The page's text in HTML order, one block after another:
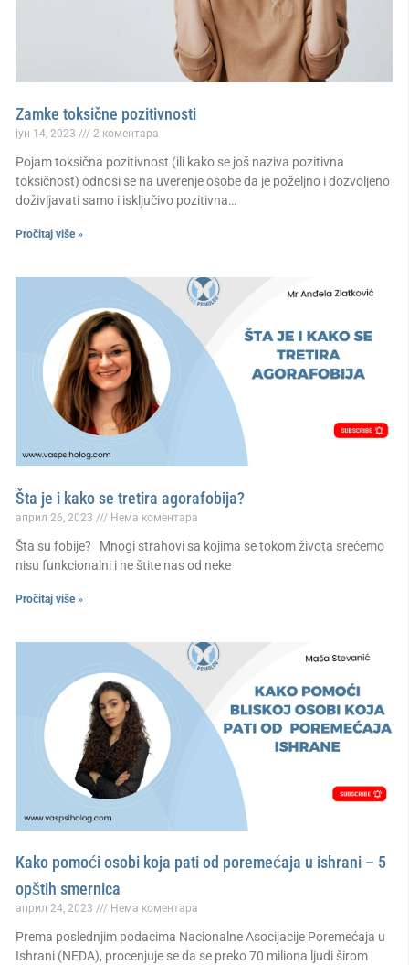
Zamke toksične pozitivnosti
јун 14, 2023 2 коментара
Pojam toksična pozitivnost (ili kako se još naziva pozitivna
toksičnost) odnosi se na uverenje osobe da je poželjno i dozvoljeno
doživljavati samo i isključivo pozitivna…
Pročitaj više »
Šta je i kako se tretira agorafobija?
април 26, 2023 Нема коментара
Šta su fobije? Mnogi strahovi sa kojima se tokom života srećemo
nisu funkcionalni i ne štite nas od neke
Pročitaj više »
Kako pomoći osobi koja pati od poremećaja u ishrani – 5
opštih smernica
април 24, 2023 Нема коментара
Prema poslednjim podacima Nacionalne Asocijacije Poremećaja u
Ishrani (NEDA), procenjuje se da se preko 70 miliona ljudi širom